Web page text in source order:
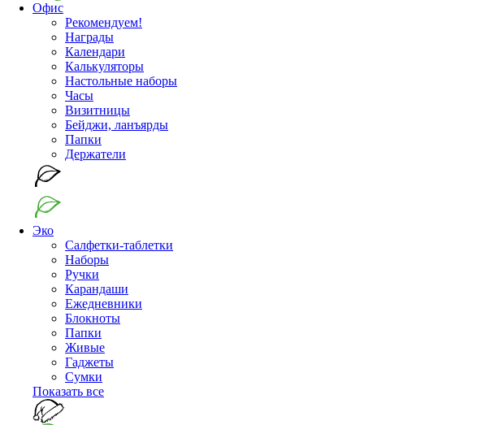
Офис
Рекомендуем!
Награды
Календари
Калькуляторы
Настольные наборы
Часы
Визитницы
Бейджи, ланъярды
Папки
Держатели
Эко
Салфетки-таблетки
Наборы
Ручки
Карандаши
Ежедневники
Блокноты
Папки
Живые
Гаджеты
Сумки
Показать все